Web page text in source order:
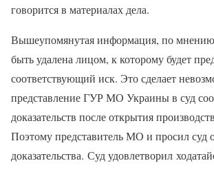
говорится в материалах дела.
Вышеупомянутая информация, по
быть удалена лицом, к которому будет
соответствующий иск. Это сделает
представление ГУР МО Украины в суд
доказательств после открытия
Поэтому представитель МО и просил суд
доказательства. Суд удовлетворил